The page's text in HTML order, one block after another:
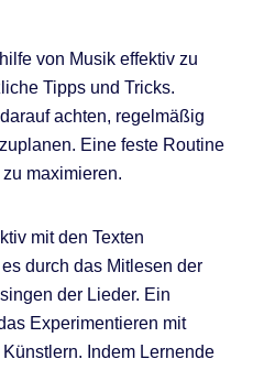
von Musik effektiv zu
Tipps und Tricks.
achten, regelmäßig
Eine feste Routine
maximieren.
mit den Texten
durch das Mitlesen der
der Lieder. Ein
Experimentieren mit
Indem Lernende